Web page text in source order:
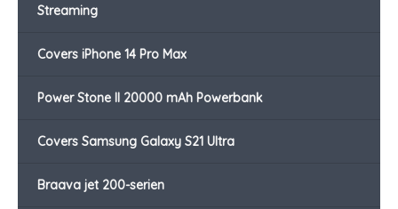
Streaming
Covers iPhone 14 Pro Max
Power Stone II 20000 mAh Powerbank
Covers Samsung Galaxy S21 Ultra
Braava jet 200-serien